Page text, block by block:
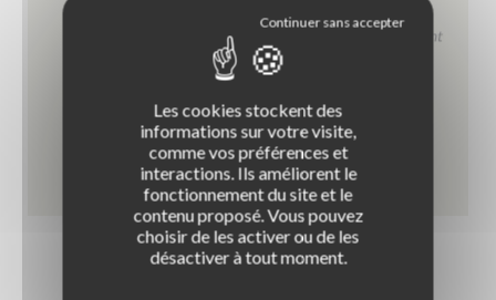
Exemples de panonceaux de catégorie et de
stationnement
Les cookies stockent des
informations sur votre visite,
comme vos préférences et
interactions. Ils améliorent le
fonctionnement du site et le
contenu proposé. Vous pouvez
choisir de les activer ou de les
désactiver à tout moment.